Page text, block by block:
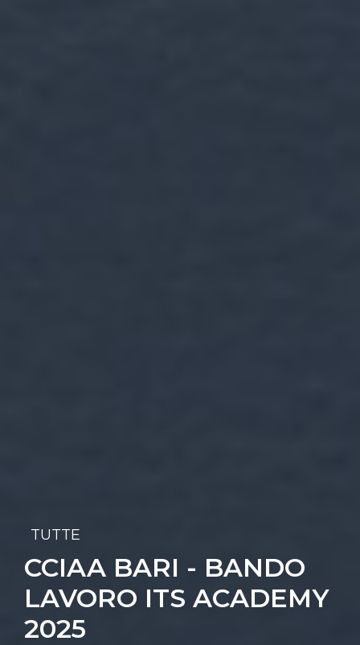
TUTTE
CCIAA BARI - BANDO
LAVORO ITS ACADEMY
2025